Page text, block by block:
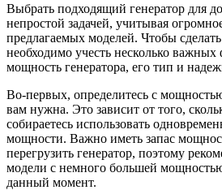
Выбрать подходящий генератор для
непростой задачей, учитывая
предлагаемых моделей. Чтобы
необходимо учесть несколько важных
мощность генератора, его тип и
Во-первых, определитесь с
вам нужна. Это зависит от того,
собираетесь использовать
мощности. Важно иметь запас
перегрузить генератор, поэтому
модели с немного большей
данный момент.